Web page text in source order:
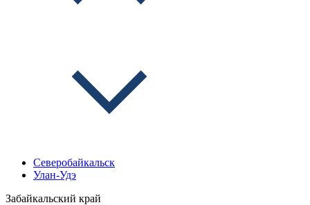
Северобайкальск
Улан-Удэ
Забайкальский край